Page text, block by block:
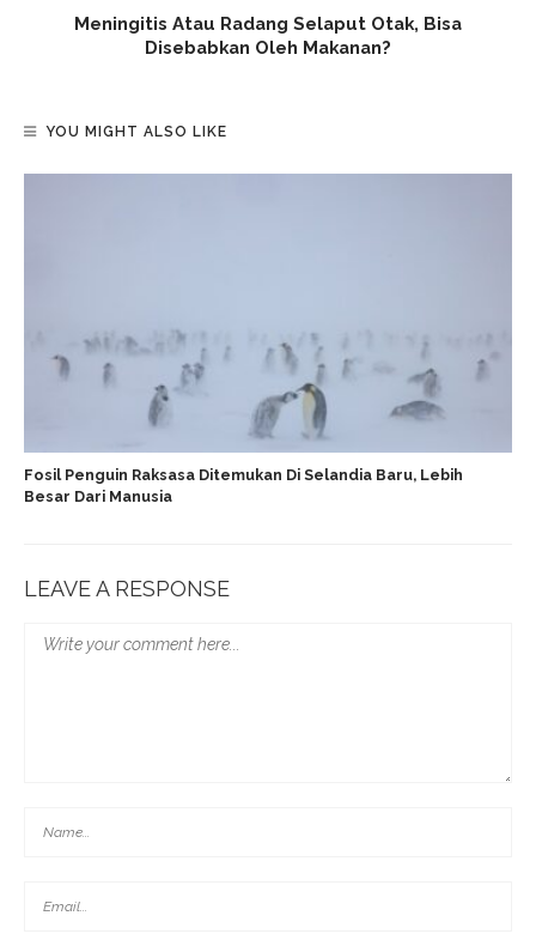
Meningitis Atau Radang Selaput Otak, Bisa
Disebabkan Oleh Makanan?
YOU MIGHT ALSO LIKE
Fosil Penguin Raksasa Ditemukan Di Selandia Baru, Lebih
Besar Dari Manusia
LEAVE A RESPONSE